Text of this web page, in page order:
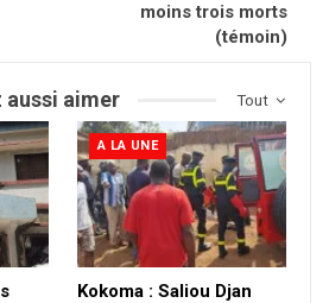
moins trois morts
(témoin)
Tout
aussi aimer
A LA UNE
Kokoma : Saliou Djan